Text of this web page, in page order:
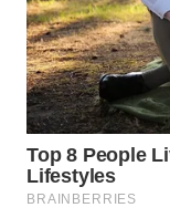
WN
SURABAYA
WN
NATUNA
WN
BINTAN